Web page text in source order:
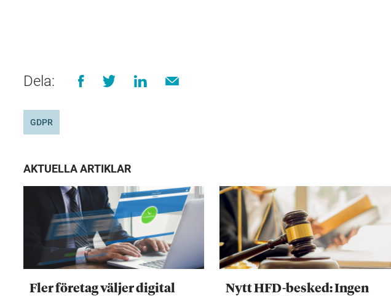
Dela:
GDPR
AKTUELLA ARTIKLAR
Fler företag väljer digital
Nytt HFD-besked: Ingen